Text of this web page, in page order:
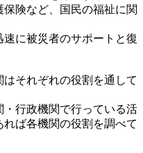
険など、国民の福祉に関
に被災者のサポートと復
それぞれの役割を通して
行政機関で行っている活
ば各機関の役割を調べて